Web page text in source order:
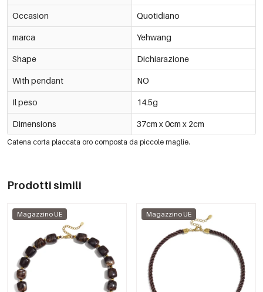
Occasion Quotidiano
marca Yehwang
Shape Dichiarazione
With pendant NO
Il peso 14.5g
Dimensions 37cm x 0cm x 2cm
Catena corta placcata oro composta da piccole maglie.
Prodotti simili
Magazzino UE Magazzino UE